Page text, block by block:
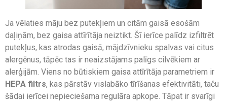
Ja vēlaties māju bez putekļiem un citām gaisā esošām
daļiņām, bez gaisa attīrītāja neiztikt. Šī ierīce palīdz izfiltrēt
putekļus, kas atrodas gaisā, mājdzīvnieku spalvas vai citus
alergēnus, tāpēc tas ir neaizstājams palīgs cilvēkiem ar
alerģijām. Viens no būtiskiem gaisa attīrītāja parametriem ir
HEPA filtrs, kas pārstāv vislabāko tīrīšanas efektivitāti, taču
šādai ierīcei nepieciešama regulāra apkope. Tāpat ir svarīgi